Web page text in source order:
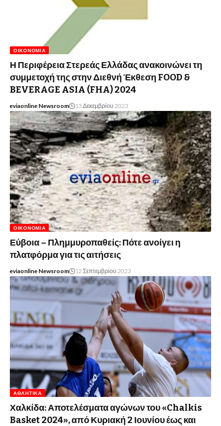
ΟΙΚΟΝΟΜΊΑ
Η Περιφέρεια Στερεάς Ελλάδας ανακοινώνει τη
συμμετοχή της στην Διεθνή Έκθεση FOOD &
BEVERAGE ASIA (FHA) 2024
eviaonline Newsroom 13 Δεκεμβρίου 2023
ΟΙΚΟΝΟΜΊΑ
Εύβοια – Πλημμυροπαθείς: Πότε ανοίγει η
πλατφόρμα για τις αιτήσεις
eviaonline Newsroom 12 Σεπτεμβρίου 2023
ΑΘΛΗΤΙΚΆ
Χαλκίδα: Αποτελέσματα αγώνων του «Chalkis
Basket 2024», από Κυριακή 2 Ιουνίου έως και